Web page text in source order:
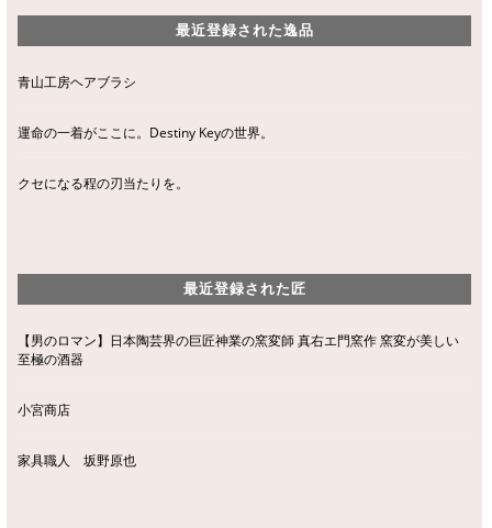
最近登録された逸品
青山工房ヘアブラシ
運命の一着がここに。Destiny Keyの世界。
クセになる程の刃当たりを。
最近登録された匠
【男のロマン】日本陶芸界の巨匠神業の窯変師 真右エ門窯作 窯変が美しい
至極の酒器
小宮商店
家具職人 坂野原也